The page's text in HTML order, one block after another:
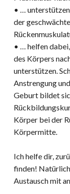
• …
der
• … helfen
des Körpers
unterstützen.
Anstrengung
Geburt bildet
Körper bei der
Körpermitte.
Ich helfe dir,
finden!
Austausch mit